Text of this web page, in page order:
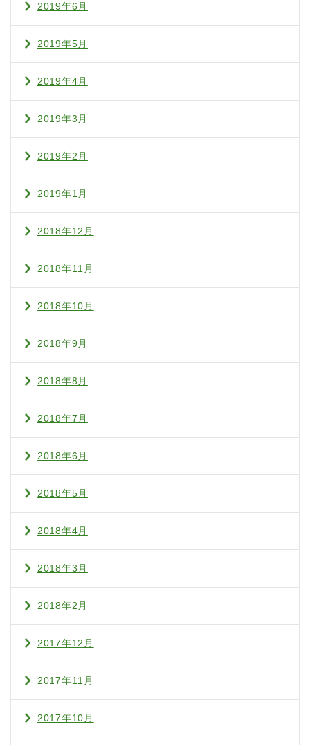
2019年6月
2019年5月
2019年4月
2019年3月
2019年2月
2019年1月
2018年12月
2018年11月
2018年10月
2018年9月
2018年8月
2018年7月
2018年6月
2018年5月
2018年4月
2018年3月
2018年2月
2017年12月
2017年11月
2017年10月